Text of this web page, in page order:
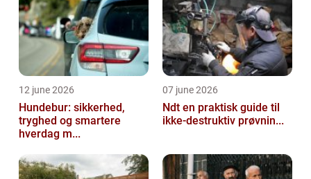
12 june 2026
Hundebur: sikkerhed,
tryghed og smartere
hverdag m...
07 june 2026
Ndt en praktisk guide til
ikke-destruktiv prøvnin...